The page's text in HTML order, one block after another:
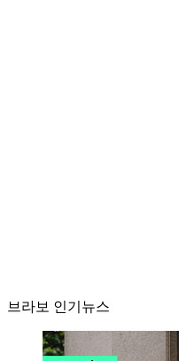
브라보 인기뉴스